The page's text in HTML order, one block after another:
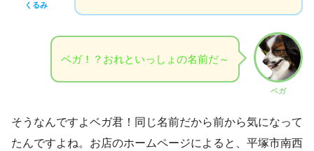
くるみ
ベガ
ベガ！？おれといっしょの名前だ～
そうなんですよベガ君！同じ名前だから前から気になって
たんですよね。お店のホームページによると、平塚市南西